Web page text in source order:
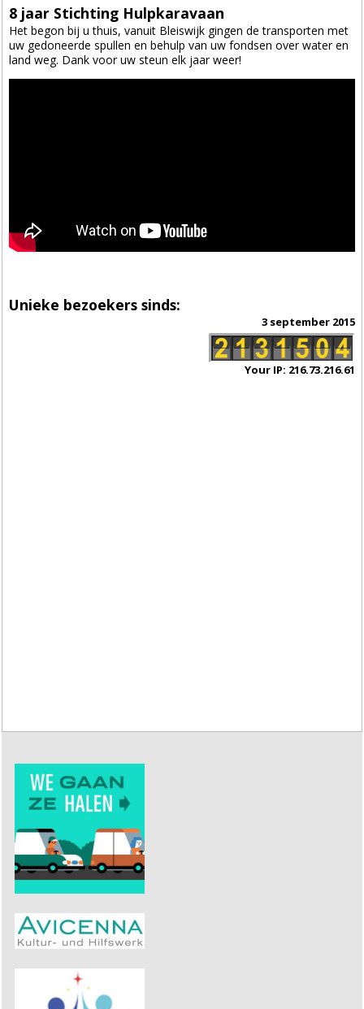
8 jaar Stichting Hulpkaravaan
Het begon bij u thuis, vanuit Bleiswijk gingen de transporten met
uw gedoneerde spullen en behulp van uw fondsen over water en
land weg. Dank voor uw steun elk jaar weer!
Unieke bezoekers sinds:
3 september 2015
Your IP: 216.73.216.61